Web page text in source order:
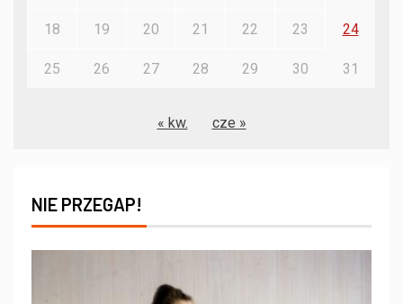
18 19 20 21 22 23 24
25 26 27 28 29 30 31
« kw. cze »
NIE PRZEGAP!